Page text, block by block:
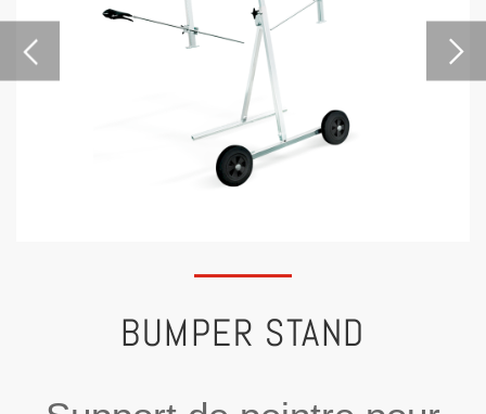
BUMPER STAND